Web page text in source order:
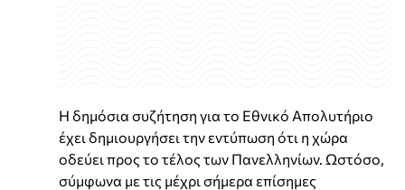
Η δημόσια συζήτηση για το Εθνικό Απολυτήριο
έχει δημιουργήσει την εντύπωση ότι η χώρα
οδεύει προς το τέλος των Πανελληνίων. Ωστόσο,
σύμφωνα με τις μέχρι σήμερα επίσημες